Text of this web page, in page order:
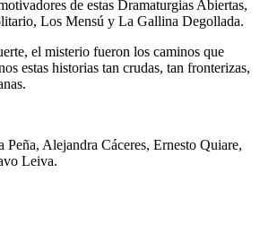
de estas Dramaturgias Abiertas,
Los Mensú y La Gallina Degollada.
el misterio fueron los caminos que
estas historias tan crudas, tan fronterizas,
Alejandra Cáceres, Ernesto Quiare,
Leiva.